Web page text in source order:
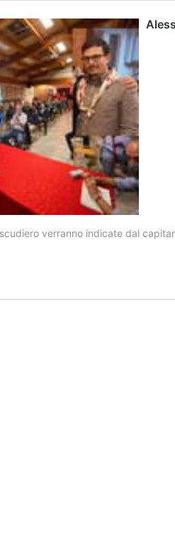
verranno indicate dal